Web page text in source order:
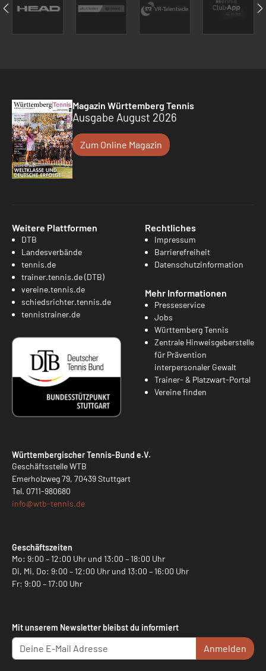
Magazin Württemberg Tennis
Ausgabe August 2026
Zum Online Magazin
Weitere Plattformen
DTB
Landesverbände
tennis.de
trainer.tennis.de (DTB)
vereine.tennis.de
schiedsrichter.tennis.de
tennistrainer.de
Rechtliches
Impressum
Barrierefreiheit
Datenschutzinformation
Mehr Informationen
Presseservice
Jobs
Württemberg Tennis
Zentrale Hinweisgeberstelle
für Prävention
interpersonaler Gewalt
Trainer- & Platzwart-Portal
Vereine finden
Württembergischer Tennis-Bund e.V.
Geschäftsstelle WTB
Emerholzweg 79, 70439 Stuttgart
Tel. 0711-980680
info@wtb-tennis.de
Geschäftszeiten
Mo: 9:00 – 12:00 Uhr und 13:00 – 18:00 Uhr
Di, Mi, Do: 9:00 – 12:00 Uhr und 13:00 – 16:00 Uhr
Fr: 9:00 – 17:00 Uhr
Mit unserem Newsletter bleibst du informiert
Anmelden